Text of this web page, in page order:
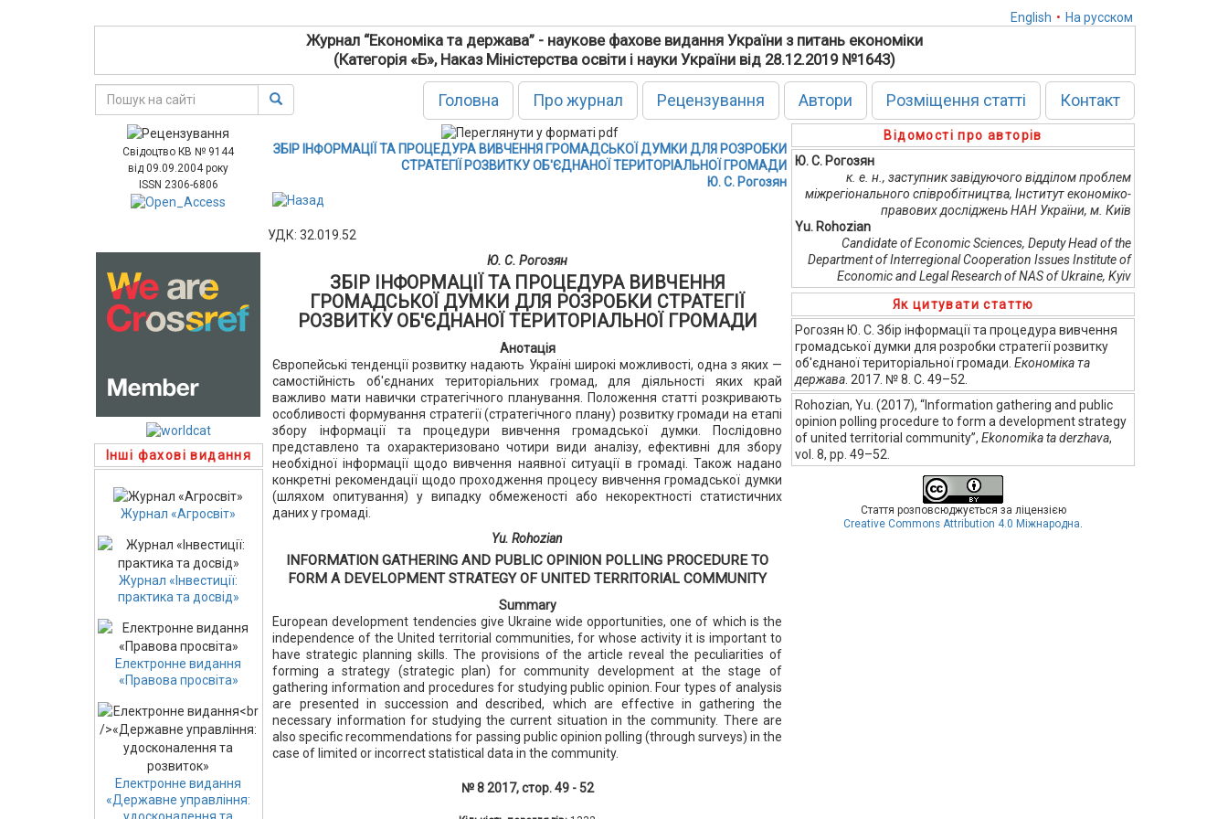
English • На русском
Журнал “Економіка та держава” - наукове фахове видання України з питань економіки
(Категорія «Б», Наказ Міністерства освіти і науки України від 28.12.2019 №1643)
Головна Про журнал Рецензування Автори Розміщення статті Контакт
Свідоцтво КВ № 9144
від 09.09.2004 року
ISSN 2306-6806
Інші фахові видання
Журнал «Агросвіт»
Журнал «Інвестиції:
практика та досвід»
Електронне видання
«Правова просвіта»
Електронне видання
«Державне управління:
ЗБІР ІНФОРМАЦІЇ ТА ПРОЦЕДУРА ВИВЧЕННЯ ГРОМАДСЬКОЇ ДУМКИ ДЛЯ РОЗРОБКИ
СТРАТЕГІЇ РОЗВИТКУ ОБ'ЄДНАНОЇ ТЕРИТОРІАЛЬНОЇ ГРОМАДИ
Ю. С. Рогозян
УДК: 32.019.52
Ю. С. Рогозян
ЗБІР ІНФОРМАЦІЇ ТА ПРОЦЕДУРА ВИВЧЕННЯ
ГРОМАДСЬКОЇ ДУМКИ ДЛЯ РОЗРОБКИ СТРАТЕГІЇ
РОЗВИТКУ ОБ'ЄДНАНОЇ ТЕРИТОРІАЛЬНОЇ ГРОМАДИ
Анотація
Європейські тенденції розвитку надають Україні широкі можливості, одна з яких —
самостійність об'єднаних територіальних громад, для діяльності яких край
важливо мати навички стратегічного планування. Положення статті розкривають
особливості формування стратегії (стратегічного плану) розвитку громади на етапі
збору інформації та процедури вивчення громадської думки. Послідовно
представлено та охарактеризовано чотири види аналізу, ефективні для збору
необхідної інформації щодо вивчення наявної ситуації в громаді. Також надано
конкретні рекомендації щодо проходження процесу вивчення громадської думки
(шляхом опитування) у випадку обмеженості або некоректності статистичних
даних у громаді.
Yu. Rohozian
INFORMATION GATHERING AND PUBLIC OPINION POLLING PROCEDURE TO
FORM A DEVELOPMENT STRATEGY OF UNITED TERRITORIAL COMMUNITY
Summary
European development tendencies give Ukraine wide opportunities, one of which is the
independence of the United territorial communities, for whose activity it is important to
have strategic planning skills. The provisions of the article reveal the peculiarities of
forming a strategy (strategic plan) for community development at the stage of
gathering information and procedures for studying public opinion. Four types of analysis
are presented in succession and described, which are effective in gathering the
necessary information for studying the current situation in the community. There are
also specific recommendations for passing public opinion polling (through surveys) in the
case of limited or incorrect statistical data in the community.
№ 8 2017, стор. 49 - 52
Відомості про авторів
Ю. С. Рогозян
к. е. н., заступник завідуючого відділом проблем
міжрегіонального співробітництва, Інститут економіко-
правових досліджень НАН України, м. Київ
Yu. Rohozian
Candidate of Economic Sciences, Deputy Head of the
Department of Interregional Cooperation Issues Institute of
Economic and Legal Research of NAS of Ukraine, Kyiv
Як цитувати статтю
Рогозян Ю. С. Збір інформації та процедура вивчення
громадської думки для розробки стратегії розвитку
об'єднаної територіальної громади. Економіка та
держава. 2017. № 8. С. 49–52.
Rohozian, Yu. (2017), “Information gathering and public
opinion polling procedure to form a development strategy
of united territorial community”, Ekonomika ta derzhava,
vol. 8, pp. 49–52.
Стаття розповсюджується за ліцензією
Creative Commons Attribution 4.0 Міжнародна.